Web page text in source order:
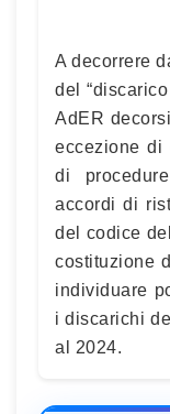
A decorrere
del
AdER
eccezione
di
accordi di
del codice
costituzione
individuare
i discarichi
al 2024.